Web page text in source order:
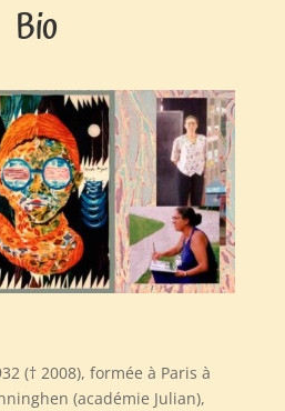
Bio
(† 2008), formée à Paris à
(académie Julian),